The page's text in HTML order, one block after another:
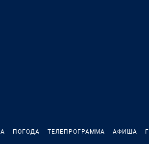
ПОГОДА ТЕЛЕПРОГРАММА АФИША